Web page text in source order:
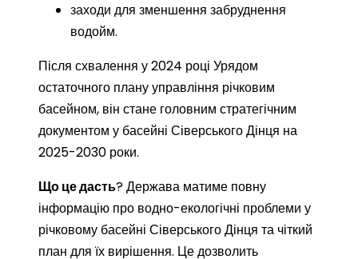
заходи для зменшення забруднення
водойм.
Після схвалення у 2024 році Урядом
остаточного плану управління річковим
басейном, він стане головним стратегічним
документом у басейні Сіверського Дінця на
2025-2030 роки.
Що це дасть? Держава матиме повну
інформацію про водно-екологічні проблеми у
річковому басейні Сіверського Дінця та чіткий
план для їх вирішення. Це дозволить